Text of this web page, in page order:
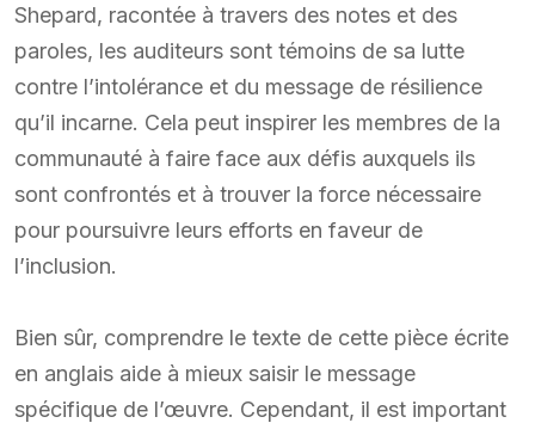
Shepard, racontée à travers des notes et des
paroles, les auditeurs sont témoins de sa lutte
contre l’intolérance et du message de résilience
qu’il incarne. Cela peut inspirer les membres de la
communauté à faire face aux défis auxquels ils
sont confrontés et à trouver la force nécessaire
pour poursuivre leurs efforts en faveur de
l’inclusion.
Bien sûr, comprendre le texte de cette pièce écrite
en anglais aide à mieux saisir le message
spécifique de l’œuvre. Cependant, il est important